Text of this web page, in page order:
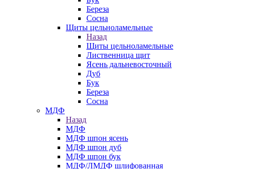
Береза
Сосна
Щиты цельноламельные
Назад
Щиты цельноламельные
Лиственница щит
Ясень дальневосточный
Дуб
Бук
Береза
Сосна
МДФ
Назад
МДФ
МДФ шпон ясень
МДФ шпон дуб
МДФ шпон бук
МДФ/ЛМДФ шлифованная